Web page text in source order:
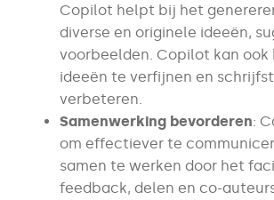
Copilot helpt bij het
diverse en originele ideeën,
voorbeelden. Copilot kan ook
ideeën te verfijnen en
verbeteren.
Samenwerking bevorderen:
om effectiever te
samen te werken door het
feedback, delen en co-